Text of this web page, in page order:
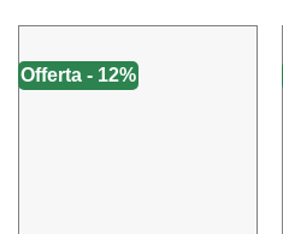
Offerta - 12%